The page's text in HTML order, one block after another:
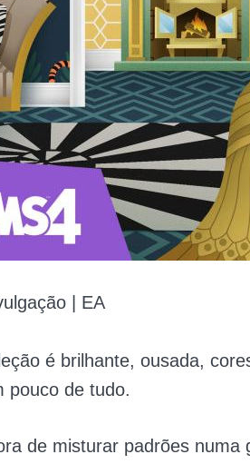
| EA
é brilhante, ousada,
pouco de tudo.
de misturar padrões numa